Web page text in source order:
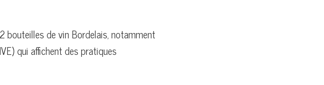
de vin Bordelais, notamment
qui affichent des pratiques